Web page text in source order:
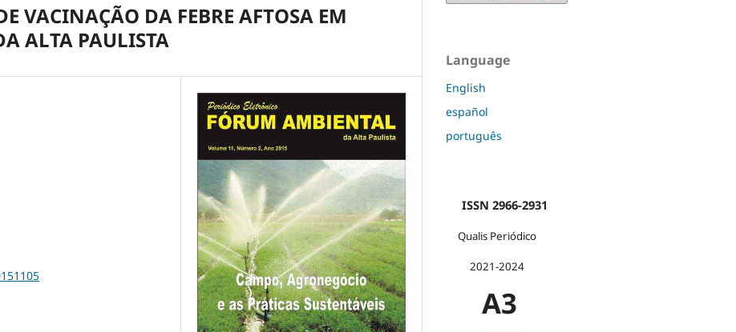
VACINAÇÃO DA FEBRE AFTOSA EM
ALTA PAULISTA
Language
English
español
português
ISSN 2966-2931
Qualis Periódico
2021-2024
A3